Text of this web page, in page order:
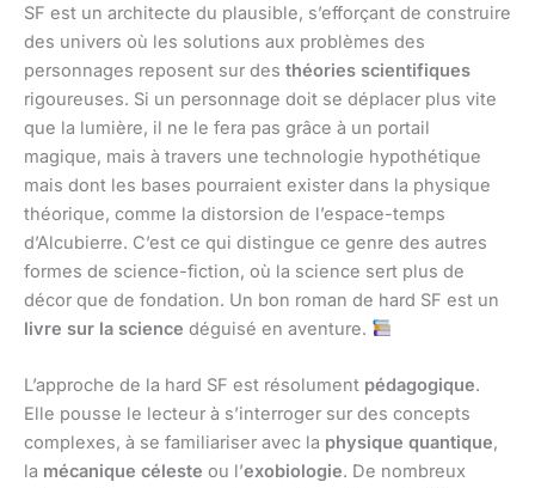
SF est un architecte du plausible, s’efforçant de construire
des univers où les solutions aux problèmes des
personnages reposent sur des théories scientifiques
rigoureuses. Si un personnage doit se déplacer plus vite
que la lumière, il ne le fera pas grâce à un portail
magique, mais à travers une technologie hypothétique
mais dont les bases pourraient exister dans la physique
théorique, comme la distorsion de l’espace-temps
d’Alcubierre. C’est ce qui distingue ce genre des autres
formes de science-fiction, où la science sert plus de
décor que de fondation. Un bon roman de hard SF est un
livre sur la science déguisé en aventure.
L’approche de la hard SF est résolument pédagogique.
Elle pousse le lecteur à s’interroger sur des concepts
complexes, à se familiariser avec la physique quantique,
la mécanique céleste ou l’exobiologie. De nombreux